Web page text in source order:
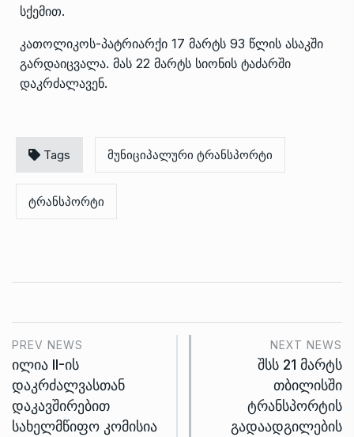
სქემით.
კათოლიკოს-პატრიარქი 17 მარტს 93 წლის ასაკში
გარდაიცვალა. მას 22 მარტს სიონის ტაძარში
დაკრძალავენ.
Tags მუნიციპალური ტრანსპორტი
ტრანსპორტი
PREV NEWS
ილია II-ის
დაკრძალვასთან
დაკავშირებით
სახელმწიფო კომისია
NEXT NEWS
შსს 21 მარტს
თბილისში
ტრანსპორტის
გადაადგილების